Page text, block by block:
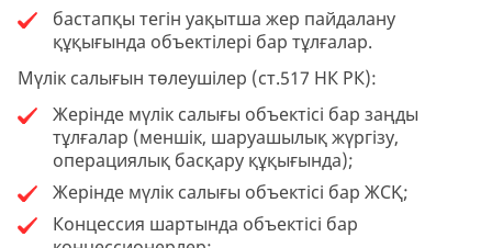
бастапқы тегін уақытша жер пайдалану
құқығында объектілері бар тұлғалар.
Мүлік салығын төлеушілер (ст.517 НК РК):
Жерінде мүлік салығы объектісі бар заңды
тұлғалар (меншік, шаруашылық жүргізу,
операциялық басқару құқығында);
Жерінде мүлік салығы объектісі бар ЖСҚ;
Концессия шартында объектісі бар